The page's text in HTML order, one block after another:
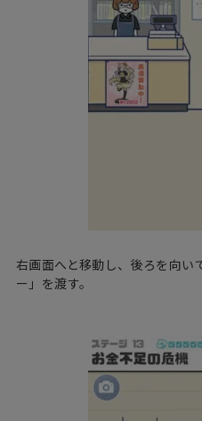
右画面へと移動し、後ろを向い
ー」を渡す。